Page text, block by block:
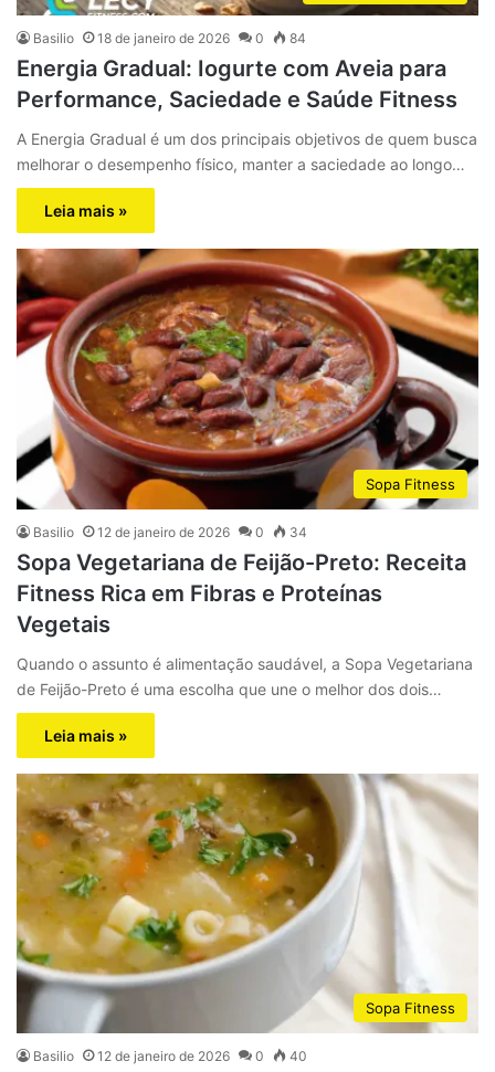
Basilio 18 de janeiro de 2026 0 84
Energia Gradual: Iogurte com Aveia para
Performance, Saciedade e Saúde Fitness
A Energia Gradual é um dos principais objetivos de quem busca
melhorar o desempenho físico, manter a saciedade ao longo…
Leia mais »
Sopa Fitness
Basilio 12 de janeiro de 2026 0 34
Sopa Vegetariana de Feijão-Preto: Receita
Fitness Rica em Fibras e Proteínas
Vegetais
Quando o assunto é alimentação saudável, a Sopa Vegetariana
de Feijão-Preto é uma escolha que une o melhor dos dois…
Leia mais »
Sopa Fitness
Basilio 12 de janeiro de 2026 0 40